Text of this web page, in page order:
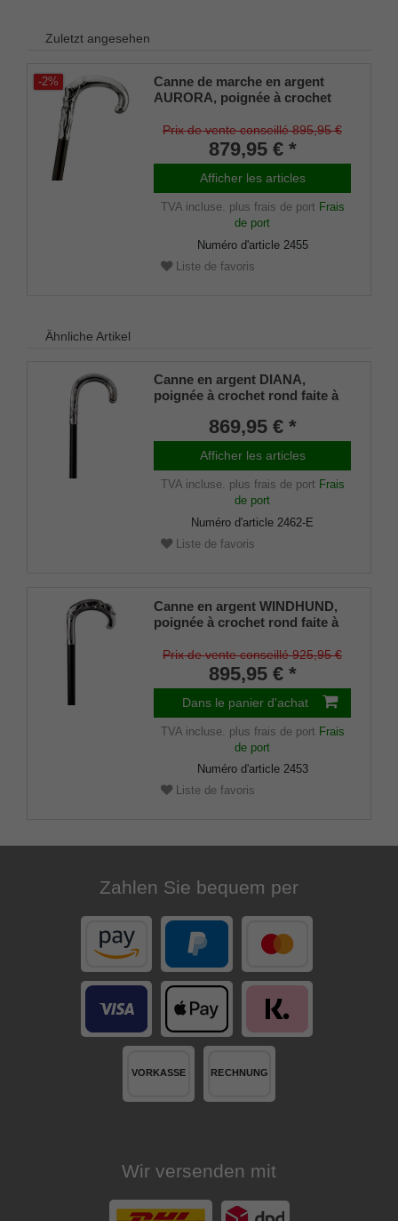
Zuletzt angesehen
-2%
Canne de marche en argent
AURORA, poignée à crochet
argent 925/1000 Sterling avec
une représentation d'Aurora
finement travaillée, montée sur
un bâton en noble ébène de
Macassar, avec un élégant
tampon en c
Prix de vente conseillé 895,95 €
879,95 € *
Afficher les articles
TVA incluse. plus frais de port Frais
de port
Numéro d'article 2455
Liste de favoris
Ähnliche Artikel
Canne en argent DIANA,
poignée à crochet rond faite à
925/1000 avec ciselures simples
mais élégantes, montée sur un
bâton en noble bois d'ébène de
Macassar, amortisseur fin
inclus.
869,95 € *
Afficher les articles
TVA incluse. plus frais de port Frais
de port
Numéro d'article 2462-E
Liste de favoris
Canne en argent WINDHUND,
poignée à crochet rond faite à
925/1000 Sterling avec
reproduction élaborée d'un
chien blessé couché, montée
sur un bâton en noble bois
d'ébène de Macassar,
amortisseur fin inclus.
Prix de vente conseillé 925,95 €
895,95 € *
Dans le panier d'achat
TVA incluse. plus frais de port Frais
de port
Numéro d'article 2453
Liste de favoris
Zahlen Sie bequem per
Wir versenden mit